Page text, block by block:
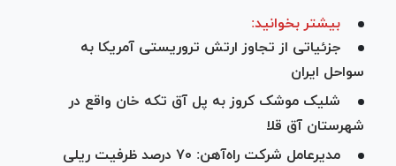
بیشتر بخوانید:
جزئیاتی از تجاوز ارتش تروریستی آمریکا به
سواحل ایران
شلیک موشک کروز به پل آق تکه خان واقع در
شهرستان آق قلا
مدیرعامل شرکت راه‌آهن: ۷۰ درصد ظرفیت ریلی